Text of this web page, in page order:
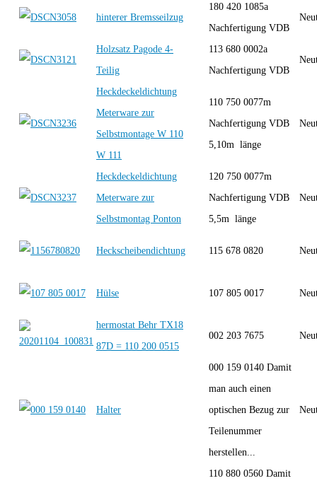
hinterer Bremsseilzug
180 420 1085a
Nachfertigung VDB
Holzsatz Pagode 4-
Teilig
113 680 0002a
Nachfertigung VDB
Heckdeckeldichtung
Meterware zur
Selbstmontage W 110
W 111
110 750 0077m
Nachfertigung VDB
5,10m länge
Heckdeckeldichtung
Meterware zur
Selbstmontag Ponton
120 750 0077m
Nachfertigung VDB
5,5m länge
Heckscheibendichtung 115 678 0820
Hülse 107 805 0017
hermostat Behr TX18
87D = 110 200 0515
002 203 7675
Halter
000 159 0140 Damit
man auch einen
optischen Bezug zur
Teilenummer
herstellen...
110 880 0560 Damit